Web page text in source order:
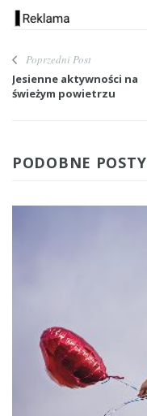
Poprzedni Post
Jesienne aktywności na
świeżym powietrzu
PODOBNE POSTY